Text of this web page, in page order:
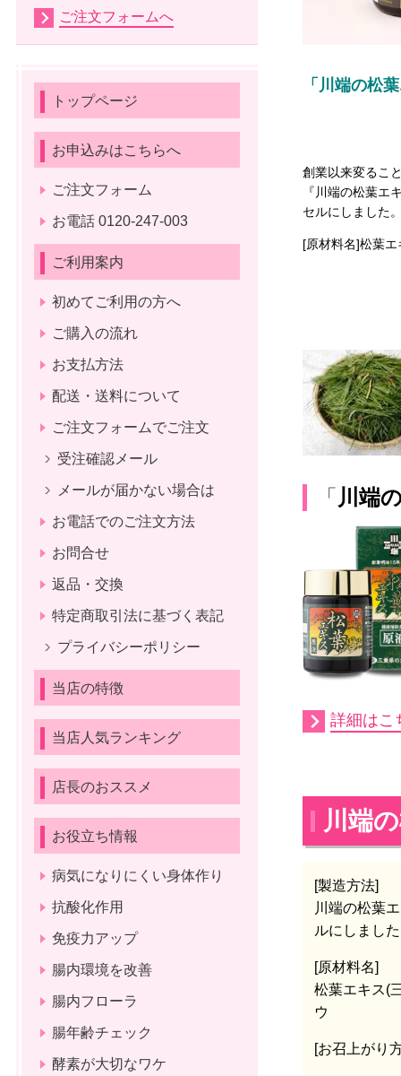
「川端の松
創業以来変るこ
『川端の松葉エ
セルにしました
[原材料名]松葉
「 川端
詳細はこ
川端
[製造方法]
川端の松葉
ルにしまし
[原材料名]
松葉エキス(
ウ
[お召上がり
ご注文フォームへ
トップページ
お申込みはこちらへ
ご注文フォーム
お電話 0120-247-003
ご利用案内
初めてご利用の方へ
ご購入の流れ
お支払方法
配送・送料について
ご注文フォームでご注文
受注確認メール
メールが届かない場合は
お電話でのご注文方法
お問合せ
返品・交換
特定商取引法に基づく表記
プライバシーポリシー
当店の特徴
当店人気ランキング
店長のおススメ
お役立ち情報
病気になりにくい身体作り
抗酸化作用
免疫力アップ
腸内環境を改善
腸内フローラ
腸年齢チェック
酵素が大切なワケ